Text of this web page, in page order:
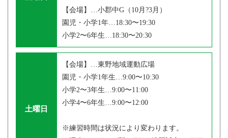
【会場】…小郡中G（10月?3月）
園児・小学1年…18:30〜19:30
小学2〜6年生…18:30〜20:30
土曜日
【会場】…東野地域運動広場
園児・小学1年生…9:00〜10:30
小学2〜3年生…9:00〜11:00
小学4〜6年生…9:00〜12:00
※練習時間は状況により変わります。